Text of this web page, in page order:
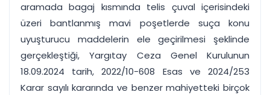
aramada bagaj kısmında telis çuval içerisindeki
üzeri bantlanmış mavi poşetlerde suça konu
uyuşturucu maddelerin ele geçirilmesi şeklinde
gerçekleştiği, Yargıtay Ceza Genel Kurulunun
18.09.2024 tarih, 2022/10-608 Esas ve 2024/253
Karar sayılı kararında ve benzer mahiyetteki birçok